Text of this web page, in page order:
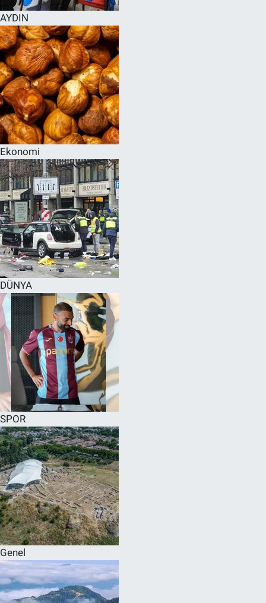
AYDIN
Ekonomi
DÜNYA
SPOR
Genel